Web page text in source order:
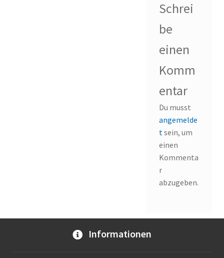
Schrei
be
einen
Komm
entar
Du musst
angemelde
tsein, um
einen
Kommenta
r
abzugeben.
Informationen